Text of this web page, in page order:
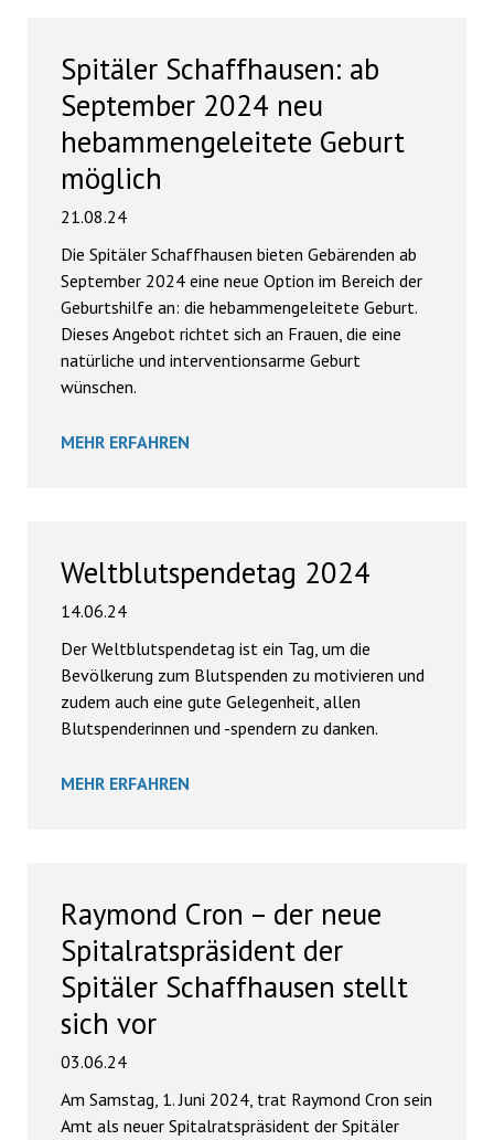
Spitäler Schaffhausen: ab
September 2024 neu
hebammengeleitete Geburt
möglich
21.08.24
Die Spitäler Schaffhausen bieten Gebärenden ab
September 2024 eine neue Option im Bereich der
Geburtshilfe an: die hebammengeleitete Geburt.
Dieses Angebot richtet sich an Frauen, die eine
natürliche und interventionsarme Geburt
wünschen.
MEHR ERFAHREN
Weltblutspendetag 2024
14.06.24
Der Weltblutspendetag ist ein Tag, um die
Bevölkerung zum Blutspenden zu motivieren und
zudem auch eine gute Gelegenheit, allen
Blutspenderinnen und -spendern zu danken.
MEHR ERFAHREN
Raymond Cron – der neue
Spitalratspräsident der
Spitäler Schaffhausen stellt
sich vor
03.06.24
Am Samstag, 1. Juni 2024, trat Raymond Cron sein
Amt als neuer Spitalratspräsident der Spitäler